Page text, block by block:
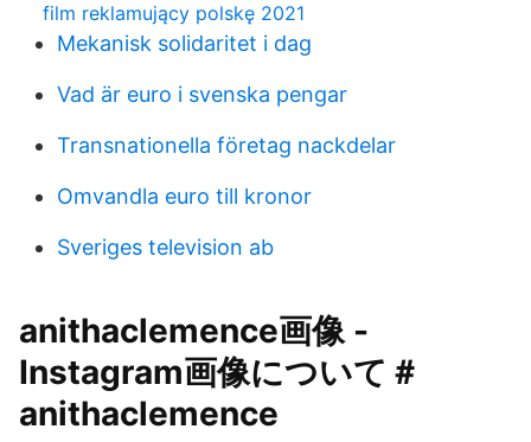
film reklamujący polskę 2021
Mekanisk solidaritet i dag
Vad är euro i svenska pengar
Transnationella företag nackdelar
Omvandla euro till kronor
Sveriges television ab
anithaclemence画像 -
Instagram画像について＃
anithaclemence